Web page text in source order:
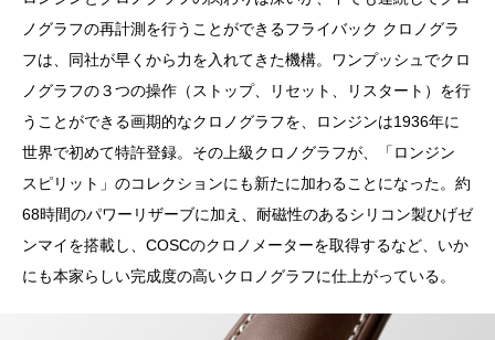
ノグラフの再計測を行うことができるフライバック クロノグラ
フは、同社が早くから力を入れてきた機構。ワンプッシュでクロ
ノグラフの３つの操作（ストップ、リセット、リスタート）を行
うことができる画期的なクロノグラフを、ロンジンは1936年に
世界で初めて特許登録。その上級クロノグラフが、「ロンジン
スピリット」のコレクションにも新たに加わることになった。約
68時間のパワーリザーブに加え、耐磁性のあるシリコン製ひげゼ
ンマイを搭載し、COSCのクロノメーターを取得するなど、いか
にも本家らしい完成度の高いクロノグラフに仕上がっている。